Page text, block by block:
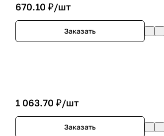
670.10 ₽/шт
Заказать
1 063.70 ₽/шт
Заказать